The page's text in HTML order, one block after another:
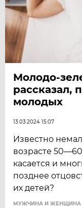
Молодо-
рассказал,
молодых
13.03.2024 15:07
Известно
возрасте
касается и
позднее
их детей?
МУЖЧИНА И ЖЕНЩИНА